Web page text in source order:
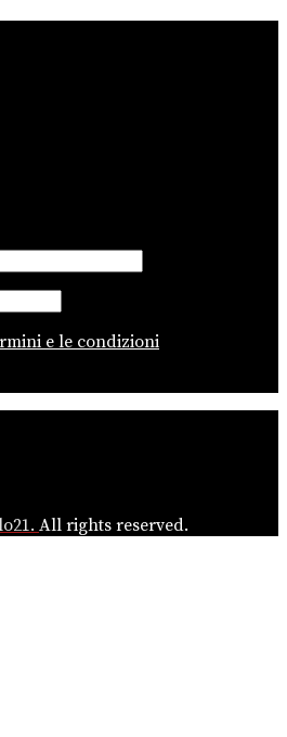
e le condizioni
All rights reserved.